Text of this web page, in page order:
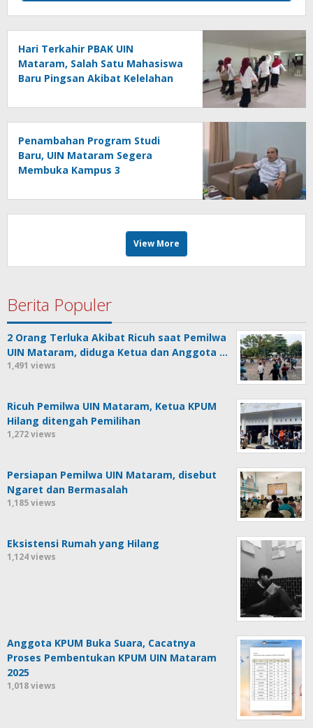
Hari Terkahir PBAK UIN
Mataram, Salah Satu Mahasiswa
Baru Pingsan Akibat Kelelahan
Penambahan Program Studi
Baru, UIN Mataram Segera
Membuka Kampus 3
View More
Berita Populer
2 Orang Terluka Akibat Ricuh saat Pemilwa
UIN Mataram, diduga Ketua dan Anggota …
1,491 views
Ricuh Pemilwa UIN Mataram, Ketua KPUM
Hilang ditengah Pemilihan
1,272 views
Persiapan Pemilwa UIN Mataram, disebut
Ngaret dan Bermasalah
1,185 views
Eksistensi Rumah yang Hilang
1,124 views
Anggota KPUM Buka Suara, Cacatnya
Proses Pembentukan KPUM UIN Mataram
2025
1,018 views